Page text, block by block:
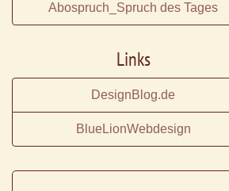
Abospruch_Spruch des Tages
Links
DesignBlog.de
BlueLionWebdesign